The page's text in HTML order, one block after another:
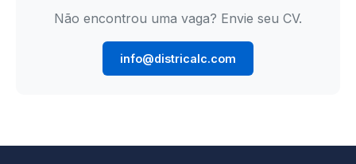
Engenharia Eletrônica
Controle Industrial
Não encontrou uma vaga? Envie seu CV.
info@districalc.com